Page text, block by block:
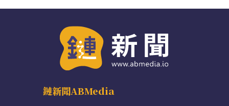
鏈新聞ABMedia